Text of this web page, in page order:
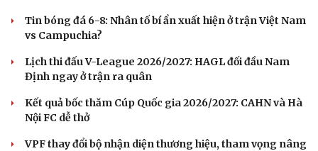
Thể thao
Bóng đá
Thế giới thể thao
eSports
Ô tô - Xe máy
Tư vấn
Tin bóng đá 6-8: Nhân tố bí ẩn xuất hiện ở trận Việt Nam
vs Campuchia?
Lịch thi đấu V-League 2026/2027: HAGL đối đầu Nam
Định ngay ở trận ra quân
Kết quả bốc thăm Cúp Quốc gia 2026/2027: CAHN và Hà
Nội FC dễ thở
VPF thay đổi bộ nhận diện thương hiệu, tham vọng nâng